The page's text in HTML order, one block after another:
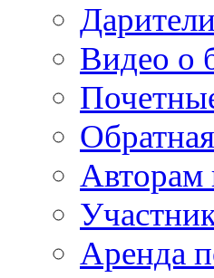
Дарители
Видео о
Авторам
Аренда